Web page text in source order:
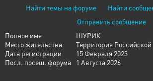
Найти темы на форуме
Найти
Отправить сообщение
Полное имя
ШУРИК
Место жительства
Территория
Дата регистрации
15 Февраля 2023
Посл. посещ. форума
1 Августа 2026